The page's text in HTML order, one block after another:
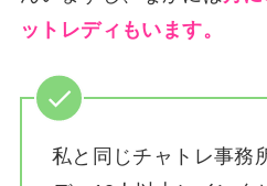
ットレディもいます。
私と同じチャトレ事務